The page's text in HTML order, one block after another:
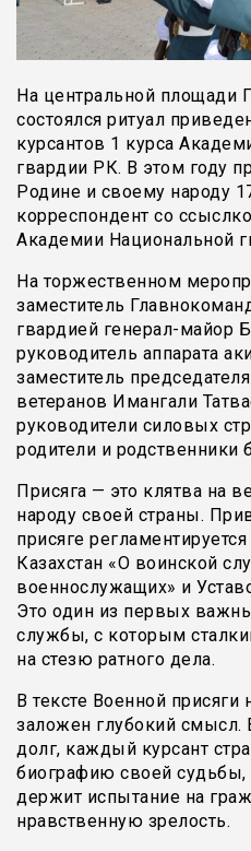
На центральной площади
состоялся ритуал
курсантов 1 курса
гвардии РК. В этом году
Родине и своему народу
корреспондент со
Академии Национальной
На торжественном
заместитель
гвардией генерал-майор
руководитель аппарата
заместитель
ветеранов Имангали
руководители силовых
родители и родственники
Присяга — это клятва на
народу своей страны.
присяге
Казахстан «О воинской
военнослужащих» и
Это один из первых
службы, с которым
на стезю ратного дела.
В тексте Военной
заложен глубокий смысл.
долг, каждый курсант
биографию своей
держит испытание на
нравственную зрелость.